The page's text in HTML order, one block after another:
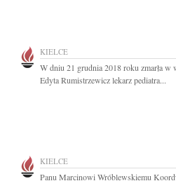
KIELCE
W dniu 21 grudnia 2018 roku zmarła w
Edyta Rumistrzewicz lekarz pediatra...
KIELCE
Panu Marcinowi Wróblewskiemu